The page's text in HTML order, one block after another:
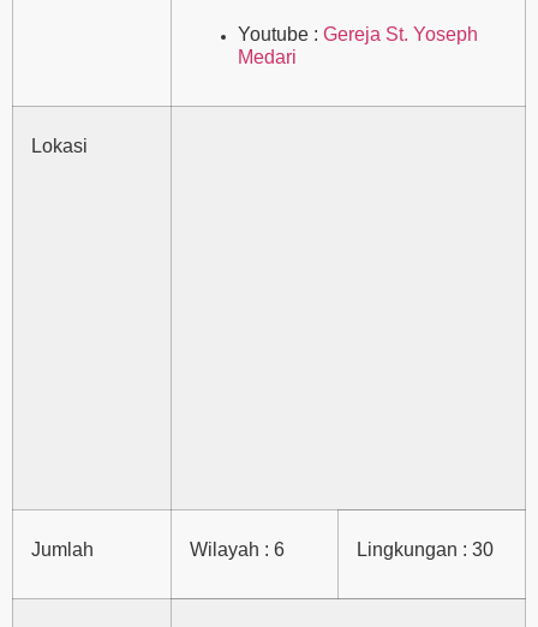
Youtube : Gereja St. Yoseph
Medari
Lokasi
Jumlah Wilayah : 6 Lingkungan : 30